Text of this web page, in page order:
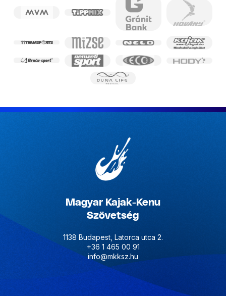
Magyar Kajak-Kenu
Szövetség
1138 Budapest, Latorca utca 2.
+36 1 465 00 91
info@mkksz.hu